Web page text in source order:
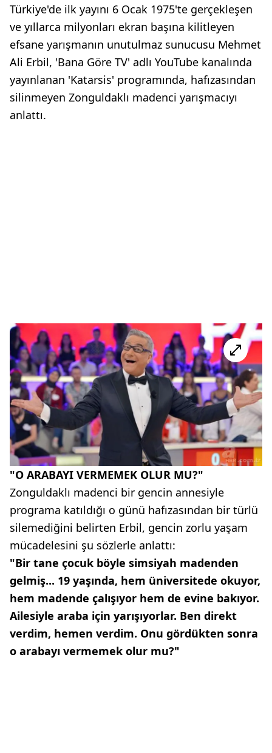
Türkiye'de ilk yayını 6 Ocak 1975'te gerçekleşen
ve yıllarca milyonları ekran başına kilitleyen
efsane yarışmanın unutulmaz sunucusu Mehmet
Ali Erbil, 'Bana Göre TV' adlı YouTube kanalında
yayınlanan 'Katarsis' programında, hafızasından
silinmeyen Zonguldaklı madenci yarışmacıyı
anlattı.
"O ARABAYI VERMEMEK OLUR MU?"
Zonguldaklı madenci bir gencin annesiyle
programa katıldığı o günü hafızasından bir türlü
silemediğini belirten Erbil, gencin zorlu yaşam
mücadelesini şu sözlerle anlattı:
"Bir tane çocuk böyle simsiyah madenden
gelmiş... 19 yaşında, hem üniversitede okuyor,
hem madende çalışıyor hem de evine bakıyor.
Ailesiyle araba için yarışıyorlar. Ben direkt
verdim, hemen verdim. Onu gördükten sonra
o arabayı vermemek olur mu?"